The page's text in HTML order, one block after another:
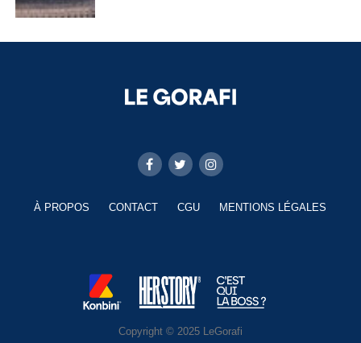
À PROPOS CONTACT CGU MENTIONS LÉGALES
Copyright © 2025 LeGorafi